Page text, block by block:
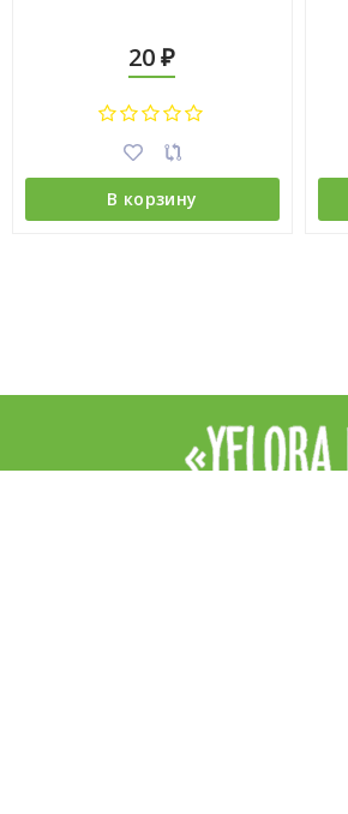
20₽
В корзину